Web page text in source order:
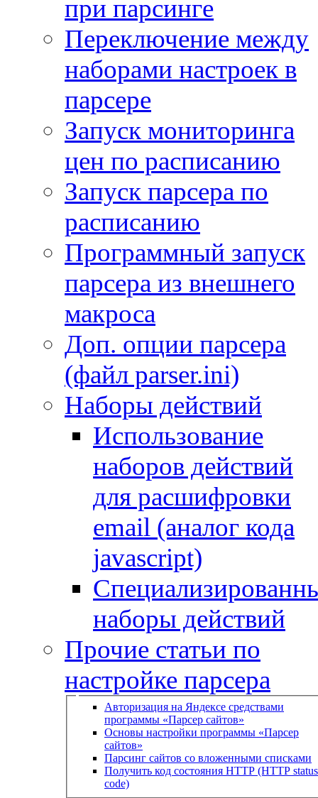
при парсинге
Переключение между
наборами настроек в
парсере
Запуск мониторинга
цен по расписанию
Запуск парсера по
расписанию
Программный запуск
парсера из внешнего
макроса
Доп. опции парсера
(файл parser.ini)
Наборы действий
Использование
наборов действий
для расшифровки
email (аналог кода
javascript)
наборы действий
Прочие статьи по
настройке парсера
Авторизация на Яндексе средствами
программы «Парсер сайтов»
Основы настройки программы «Парсер
сайтов»
Парсинг сайтов со вложенными списками
Получить код состояния HTTP (HTTP status
code)